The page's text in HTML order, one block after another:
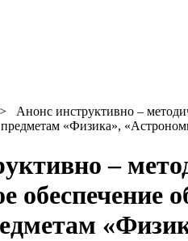
Анонс инструктивно –
«Физика»,
–
обеспечение